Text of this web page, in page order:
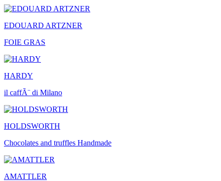
EDOUARD ARTZNER
FOIE GRAS
HARDY
il caffÃ¨ di Milano
HOLDSWORTH
Chocolates and truffles Handmade
AMATTLER